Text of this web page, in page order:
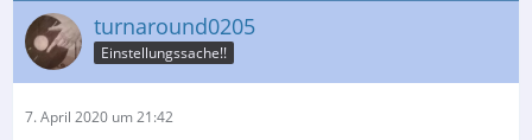
turnaround0205
Einstellungssache!!
7. April 2020 um 21:42